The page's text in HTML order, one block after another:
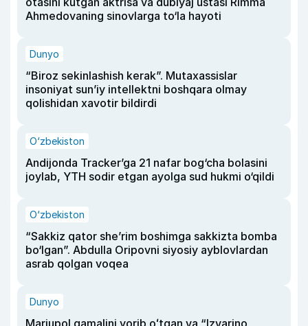
Ahmedovaning sinovlarga to‘la hayoti
Dunyo
“Biroz sekinlashish kerak”. Mutaxassislar
insoniyat sun’iy intellektni boshqara olmay
qolishidan xavotir bildirdi
O‘zbekiston
Andijonda Tracker’ga 21 nafar bog‘cha bolasini
joylab, YTH sodir etgan ayolga sud hukmi o‘qildi
O‘zbekiston
“Sakkiz qator she’rim boshimga sakkizta bomba
bo‘lgan”. Abdulla Oripovni siyosiy ayblovlardan
asrab qolgan voqea
Dunyo